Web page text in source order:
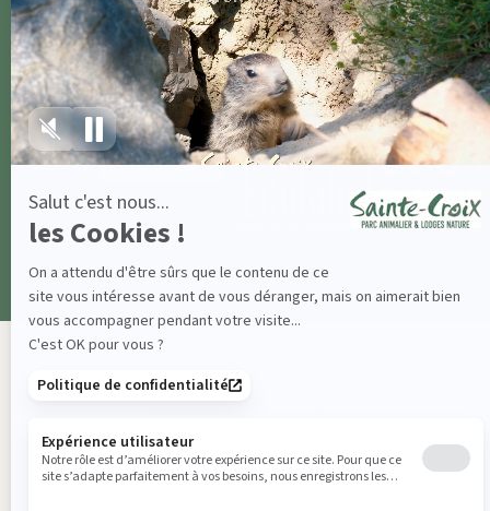
Conditions générales de vente
Règlement jeux concours
© 2024 Parc Animalier de Sainte-Croix